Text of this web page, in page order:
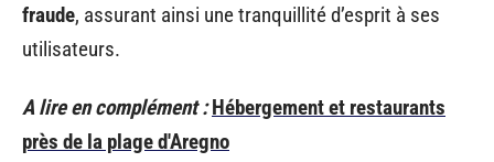
fraude, assurant ainsi une tranquillité d’esprit à ses
utilisateurs.
A lire en complément : Hébergement et restaurants
près de la plage d'Aregno